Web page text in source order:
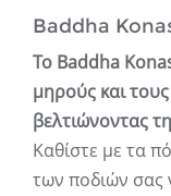
Baddha
Το Baddha
μηρούς και
βελτιώνοντας
Καθίστε με τα
των ποδιών σας